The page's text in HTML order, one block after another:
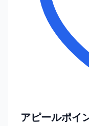
アピールポイ